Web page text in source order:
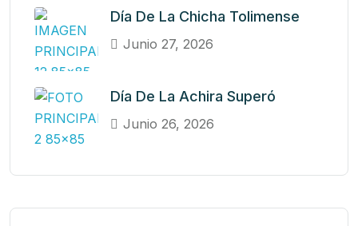
Día De La Chicha Tolimense
Junio 27, 2026
Día De La Achira Superó
Junio 26, 2026